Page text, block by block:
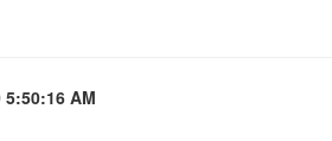
5:50:16 AM